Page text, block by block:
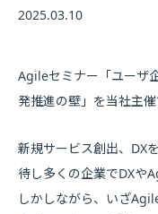
2025.03.10
Agileセミナー「ユーザ
発推進の壁」を当社主催
新規サービス創出、DX
待し多くの企業でDXや
しかしながら、いざ